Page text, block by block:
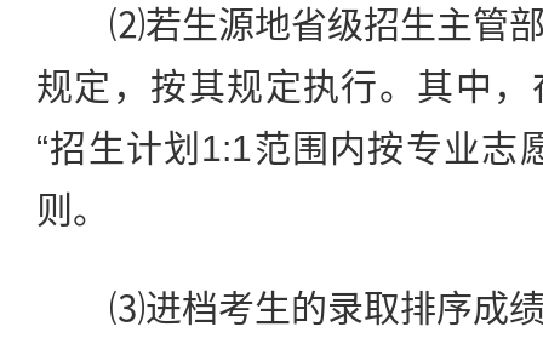
⑵若生源地省级招生主管部
规定，按其规定执行。其中
“招生计划1:1范围内按专业志
则。
⑶进档考生的录取排序成绩